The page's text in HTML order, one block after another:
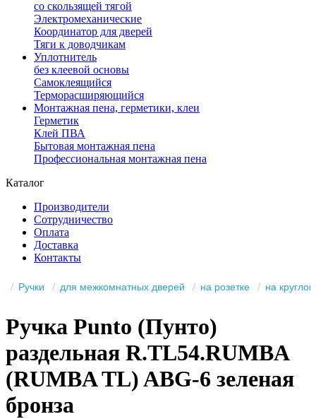
со скользящей тягой
Электромеханические
Координатор для дверей
Тяги к доводчикам
Уплотнитель
без клеевой основы
Самоклеящийся
Терморасширяющийся
Монтажная пена, герметики, клеи
Герметик
Клей ПВА
Бытовая монтажная пена
Профессиональная монтажная пена
Каталог
Производители
Сотрудничество
Оплата
Доставка
Контакты
Ручки для межкомнатных дверей на розетке на
Ручка Punto (Пунто)
раздельная R.TL54.RUMBA
(RUMBA TL) ABG-6 зеленая
бронза